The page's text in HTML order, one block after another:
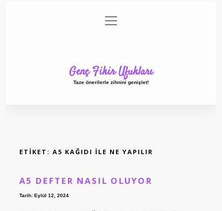
Gizlilik Politikası
menüyü
aç
Genç Fikir Ufukları
Taze önerilerle zihnini genişlet!
ETIKET: A5 KAĞIDI ILE NE YAPILIR
A5 DEFTER NASIL OLUYOR
Tarih: Eylül 12, 2024